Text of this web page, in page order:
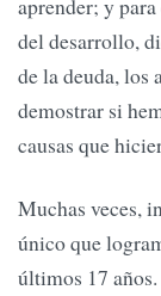
del desarrollo,
de la deuda, los
demostrar si
causas que
Muchas veces,
único que
últimos 17